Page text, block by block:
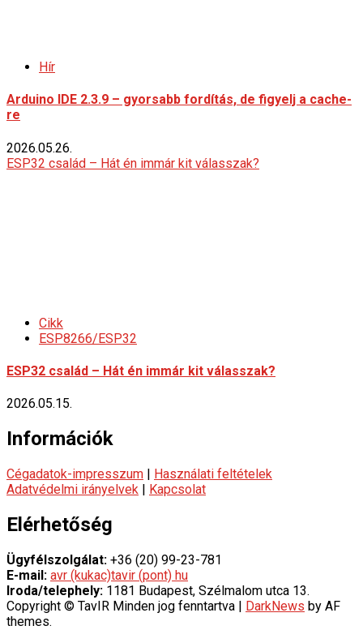
Hír
Arduino IDE 2.3.9 – gyorsabb fordítás, de figyelj a cache-
re
2026.05.26.
ESP32 család – Hát én immár kit válasszak?
Cikk
ESP8266/ESP32
ESP32 család – Hát én immár kit válasszak?
2026.05.15.
Információk
Cégadatok-impresszum | Használati feltételek
Adatvédelmi irányelvek | Kapcsolat
Elérhetőség
Ügyfélszolgálat: +36 (20) 99-23-781
E-mail: avr (kukac)tavir (pont) hu
Iroda/telephely: 1181 Budapest, Szélmalom utca 13.
Copyright © TavIR Minden jog fenntartva | DarkNews by AF
themes.